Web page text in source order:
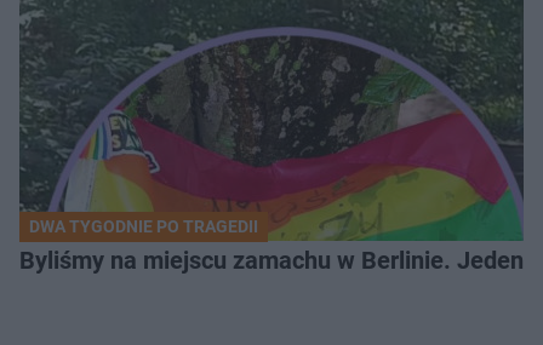
DWA TYGODNIE PO TRAGEDII
Byliśmy na miejscu zamachu w Berlinie. Jeden